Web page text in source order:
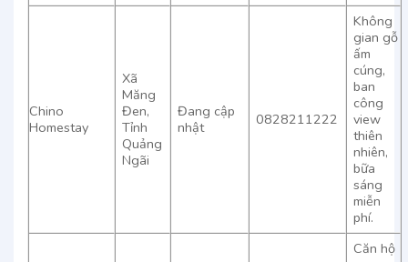
Chino
Homestay
Xã
Măng
Đen,
Tỉnh
Quảng
Ngãi
Đang cập
nhật
0828211222
Không
gian gỗ
ấm
cúng,
ban
công
view
thiên
nhiên,
bữa
sáng
miễn
phí.
Căn hộ